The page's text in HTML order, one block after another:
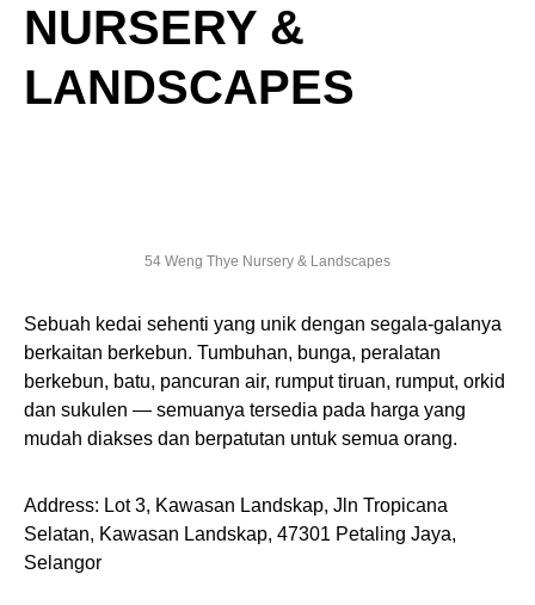
NURSERY &
LANDSCAPES
54 Weng Thye Nursery & Landscapes
Sebuah kedai sehenti yang unik dengan segala-galanya
berkaitan berkebun. Tumbuhan, bunga, peralatan
berkebun, batu, pancuran air, rumput tiruan, rumput, orkid
dan sukulen — semuanya tersedia pada harga yang
mudah diakses dan berpatutan untuk semua orang.
Address: Lot 3, Kawasan Landskap, Jln Tropicana
Selatan, Kawasan Landskap, 47301 Petaling Jaya,
Selangor